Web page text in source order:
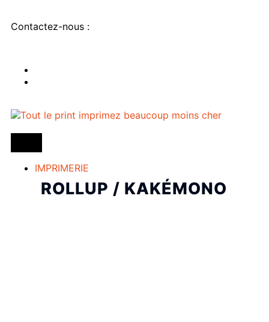
Contactez-nous :
IMPRIMERIE
ROLLUP / KAKÉMONO